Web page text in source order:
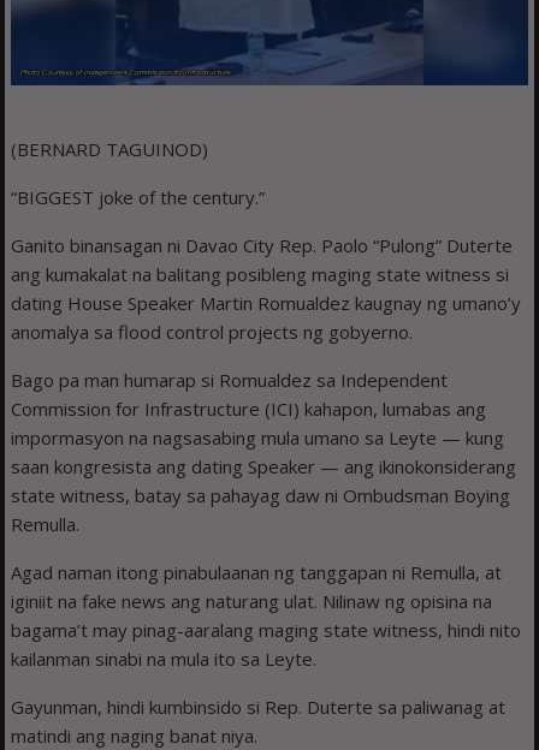
(BERNARD TAGUINOD)
“BIGGEST joke of the century.”
Ganito binansagan ni Davao City Rep. Paolo “Pulong” Duterte
ang kumakalat na balitang posibleng maging state witness si
dating House Speaker Martin Romualdez kaugnay ng umano’y
anomalya sa flood control projects ng gobyerno.
Bago pa man humarap si Romualdez sa Independent
Commission for Infrastructure (ICI) kahapon, lumabas ang
impormasyon na nagsasabing mula umano sa Leyte — kung
saan kongresista ang dating Speaker — ang ikinokonsiderang
state witness, batay sa pahayag daw ni Ombudsman Boying
Remulla.
Agad naman itong pinabulaanan ng tanggapan ni Remulla, at
iginiit na fake news ang naturang ulat. Nilinaw ng opisina na
bagama’t may pinag-aaralang maging state witness, hindi nito
kailanman sinabi na mula ito sa Leyte.
Gayunman, hindi kumbinsido si Rep. Duterte sa paliwanag at
matindi ang naging banat niya.